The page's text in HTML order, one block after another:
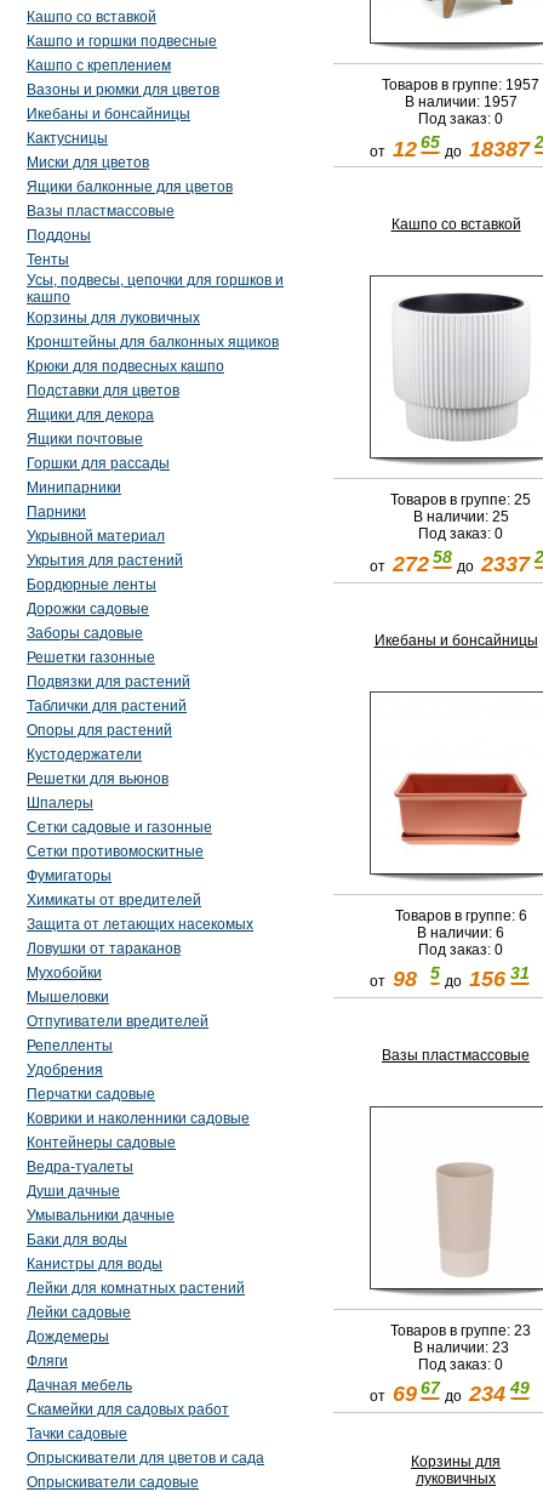
Кашпо со вставкой
Кашпо и горшки подвесные
Кашпо с креплением
Вазоны и рюмки для цветов
Икебаны и бонсайницы
Кактусницы
Миски для цветов
Ящики балконные для цветов
Вазы пластмассовые
Поддоны
Тенты
Усы, подвесы, цепочки для горшков и
кашпо
Корзины для луковичных
Кронштейны для балконных ящиков
Крюки для подвесных кашпо
Подставки для цветов
Ящики для декора
Ящики почтовые
Горшки для рассады
Минипарники
Парники
Укрывной материал
Укрытия для растений
Бордюрные ленты
Дорожки садовые
Заборы садовые
Решетки газонные
Подвязки для растений
Таблички для растений
Опоры для растений
Кустодержатели
Решетки для вьюнов
Шпалеры
Сетки садовые и газонные
Сетки противомоскитные
Фумигаторы
Химикаты от вредителей
Защита от летающих насекомых
Ловушки от тараканов
Мухобойки
Мышеловки
Отпугиватели вредителей
Репелленты
Удобрения
Перчатки садовые
Коврики и наколенники садовые
Контейнеры садовые
Ведра-туалеты
Души дачные
Умывальники дачные
Баки для воды
Канистры для воды
Лейки для комнатных растений
Лейки садовые
Дождемеры
Фляги
Дачная мебель
Скамейки для садовых работ
Тачки садовые
Опрыскиватели для цветов и сада
Опрыскиватели садовые
Товаров в группе: 1957
В наличии: 1957
Под заказ: 0
от 12 65до18387
Кашпо со вставкой
Товаров в группе: 25
В наличии: 25
Под заказ: 0
от272 58до2337
Икебаны и бонсайницы
Товаров в группе: 6
В наличии: 6
Под заказ: 0
от 98 5до156 31
Вазы пластмассовые
Товаров в группе: 23
В наличии: 23
Под заказ: 0
от 69 67до234 49
Корзины для
луковичных